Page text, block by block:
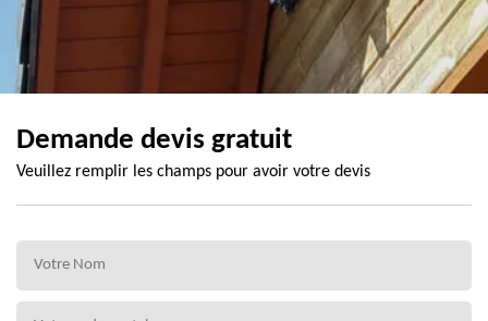
Demande devis gratuit
Veuillez remplir les champs pour avoir votre devis